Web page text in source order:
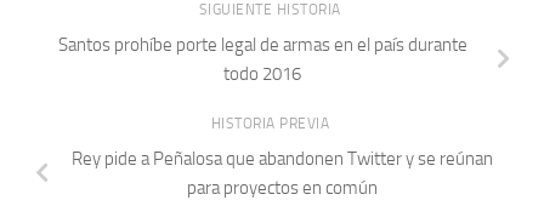
SIGUIENTE HISTORIA
Santos prohíbe porte legal de armas en el país durante
todo 2016
HISTORIA PREVIA
Rey pide a Peñalosa que abandonen Twitter y se reúnan
para proyectos en común